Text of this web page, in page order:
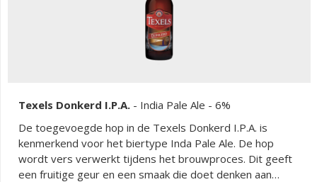
Texels Donkerd I.P.A. - India Pale Ale - 6%
De toegevoegde hop in de Texels Donkerd I.P.A. is
kenmerkend voor het biertype Inda Pale Ale. De hop
wordt vers verwerkt tijdens het brouwproces. Dit geeft
een fruitige geur en een smaak die doet denken aan